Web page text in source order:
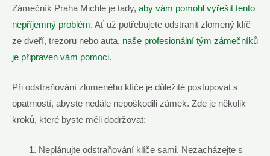
Zámečník Praha Michle je​ tady, aby vám ⁣pomohl vyřešit tento
nepříjemný problém. Ať už potřebujete ‌odstranit zlomený klíč
ze dveří, trezoru nebo auta, naše profesionální tým zámečníků
je připraven vám pomoci.
Při ⁤odstraňování zlomeného klíče je důležité postupovat⁣ s
opatrností, abyste​ nedále⁢ nepoškodili zámek. Zde ​je několik‌
kroků, které byste měli ‍dodržovat:
Neplánujte‌ odstraňování klíče sami. ​Nezacházejte s